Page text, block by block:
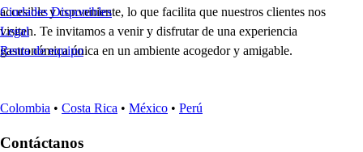
accesible y conveniente, lo que facilita que nuestros clientes nos
visiten. Te invitamos a venir y disfrutar de una experiencia
gastronómica única en un ambiente acogedor y amigable.
Ciudades Disponibles
Legal
Renta de equipo
Colombia • Costa Rica • México • Perú
Contáctanos